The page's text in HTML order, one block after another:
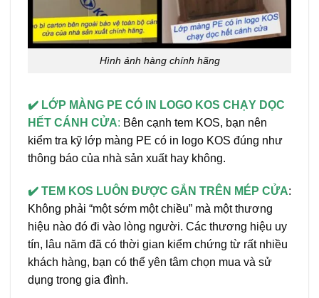
Hình ảnh hàng chính hãng
✔️ LỚP MÀNG PE CÓ IN LOGO KOS CHẠY DỌC
HẾT CÁNH CỬA: Bên cạnh tem KOS, bạn nên
kiểm tra kỹ lớp màng PE có in logo KOS đúng như
thông báo của nhà sản xuất hay không.
✔️ TEM KOS LUÔN ĐƯỢC GẮN TRÊN MÉP CỬA:
Không phải “một sớm một chiều” mà một thương
hiệu nào đó đi vào lòng người. Các thương hiệu uy
tín, lâu năm đã có thời gian kiểm chứng từ rất nhiều
khách hàng, bạn có thể yên tâm chọn mua và sử
dụng trong gia đình.